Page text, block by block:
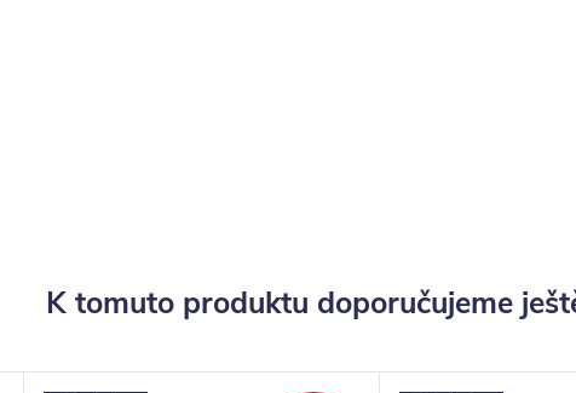
K tomuto produktu doporučujeme